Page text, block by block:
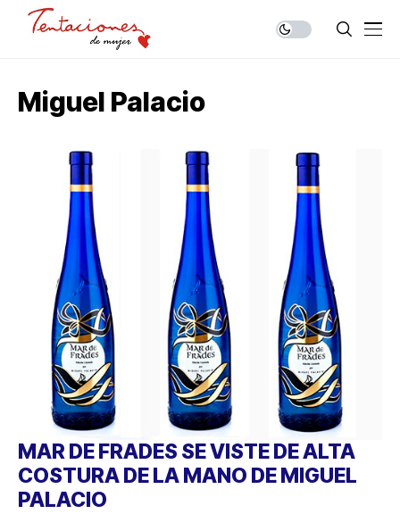
Miguel Palacio
MAR DE FRADES SE VISTE DE ALTA
COSTURA DE LA MANO DE MIGUEL
PALACIO